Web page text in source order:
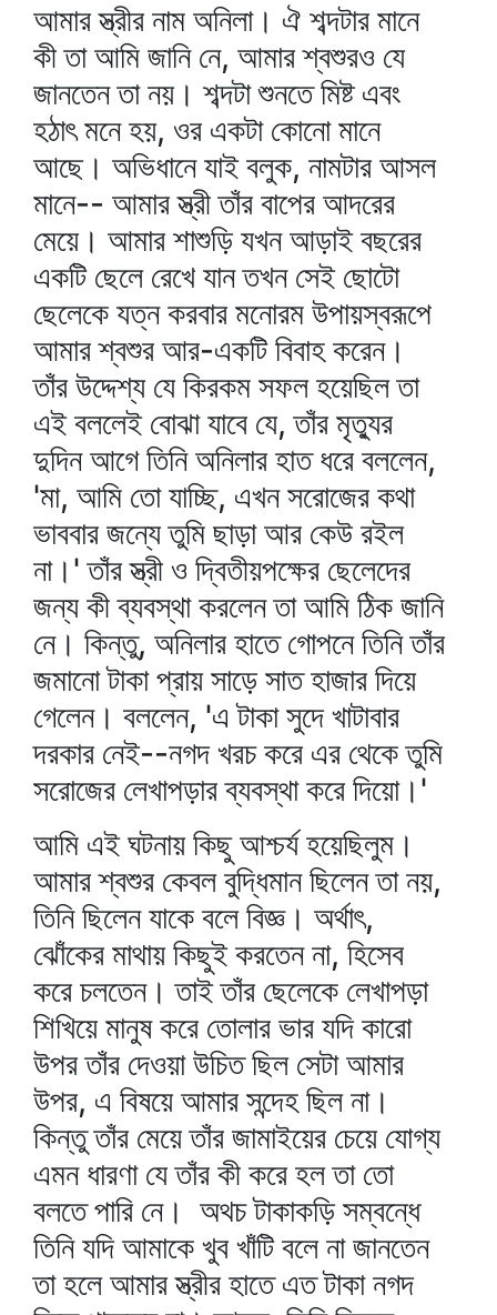
আমার স্ত্রীর নাম অনিলা। ঐ শব্দটার মানে
কী তা আমি জানি নে, আমার শ্বশুরও যে
জানতেন তা নয়। শব্দটা শুনতে মিষ্ট এবং
হঠাৎ মনে হয়, ওর একটা কোনো মানে
আছে। অভিধানে যাই বলুক, নামটার আসল
মানে-- আমার স্ত্রী তাঁর বাপের আদরের
মেয়ে। আমার শাশুড়ি যখন আড়াই বছরের
একটি ছেলে রেখে যান তখন সেই ছোটো
ছেলেকে যত্ন করবার মনোরম উপায়স্বরূপে
আমার শ্বশুর আর-একটি বিবাহ করেন।
তাঁর উদ্দেশ্য যে কিরকম সফল হয়েছিল তা
এই বললেই বোঝা যাবে যে, তাঁর মৃত্যুর
দুদিন আগে তিনি অনিলার হাত ধরে বললেন,
'মা, আমি তো যাচ্ছি, এখন সরোজের কথা
ভাববার জন্যে তুমি ছাড়া আর কেউ রইল
না।' তাঁর স্ত্রী ও দ্বিতীয়পক্ষের ছেলেদের
জন্য কী ব্যবস্থা করলেন তা আমি ঠিক জানি
নে। কিন্তু, অনিলার হাতে গোপনে তিনি তাঁর
জমানো টাকা প্রায় সাড়ে সাত হাজার দিয়ে
গেলেন। বললেন, 'এ টাকা সুদে খাটাবার
দরকার নেই--নগদ খরচ করে এর থেকে তুমি
সরোজের লেখাপড়ার ব্যবস্থা করে দিয়ো।'
আমি এই ঘটনায় কিছু আশ্চর্য হয়েছিলুম।
আমার শ্বশুর কেবল বুদ্ধিমান ছিলেন তা নয়,
তিনি ছিলেন যাকে বলে বিজ্ঞ। অর্থাৎ,
ঝোঁকের মাথায় কিছুই করতেন না, হিসেব
করে চলতেন। তাই তাঁর ছেলেকে লেখাপড়া
শিখিয়ে মানুষ করে তোলার ভার যদি কারো
উপর তাঁর দেওয়া উচিত ছিল সেটা আমার
উপর, এ বিষয়ে আমার সন্দেহ ছিল না।
কিন্তু তাঁর মেয়ে তাঁর জামাইয়ের চেয়ে যোগ্য
এমন ধারণা যে তাঁর কী করে হল তা তো
বলতে পারি নে। অথচ টাকাকড়ি সম্বন্ধে
তিনি যদি আমাকে খুব খাঁটি বলে না জানতেন
তা হলে আমার স্ত্রীর হাতে এত টাকা নগদ